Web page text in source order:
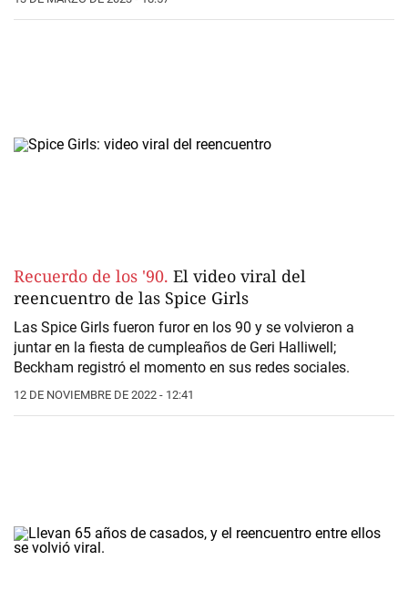
Recuerdo de los '90. El video viral del
reencuentro de las Spice Girls
Las Spice Girls fueron furor en los 90 y se volvieron a
juntar en la fiesta de cumpleaños de Geri Halliwell;
Beckham registró el momento en sus redes sociales.
12 DE NOVIEMBRE DE 2022 - 12:41